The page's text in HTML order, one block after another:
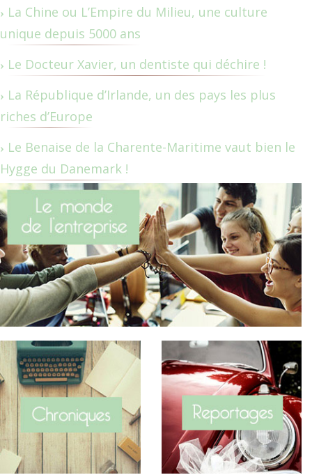
La Chine ou L’Empire du Milieu, une culture
unique depuis 5000 ans
Le Docteur Xavier, un dentiste qui déchire !
La République d’Irlande, un des pays les plus
riches d’Europe
Le Benaise de la Charente-Maritime vaut bien le
Hygge du Danemark !